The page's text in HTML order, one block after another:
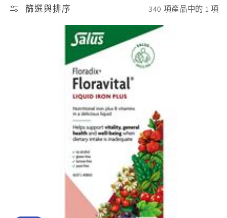
篩選與排序 340 項產品中的 1 項